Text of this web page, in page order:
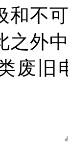
和不
之外
废旧